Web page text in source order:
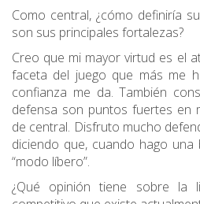
Como central, ¿cómo definiría
son sus principales fortalezas?
Creo que mi mayor virtud es el
faceta del juego que más me
confianza me da. También
defensa son puntos fuertes en
de central. Disfruto mucho
diciendo que, cuando hago
“modo líbero”.
¿Qué opinión tiene sobre la